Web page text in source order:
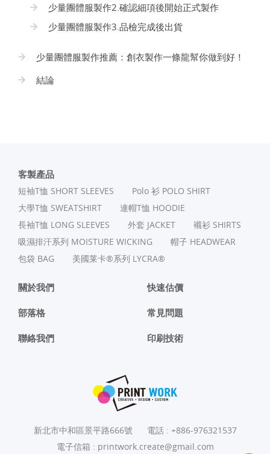
少量團體服製作2.確認細項後開始正式製作
少量團體服製作3.品檢完成後出貨
少量團體服製作推薦：創衣製作一條龍幫你做到好！
結論
客製產品
短袖T恤 SHORT SLEEVES
Polo 衫 POLO SHIRT
⼤學T恤 SWEATSHIRT
連帽T恤 HOODIE
長袖T恤 LONG SLEEVES
外套 JACKET
襯衫 SHIRTS
吸濕排汗系列 MOISTURE WICKING
帽子 HEADWEAR
包袋 BAG
美國莱卡®系列 LYCRA®
關於我們 快速估價
部落格 常見問題
聯絡我們 印刷技術
新北市中和區景平路666號 電話 : +886-976321537
電子信箱 : printwork.create@gmail.com